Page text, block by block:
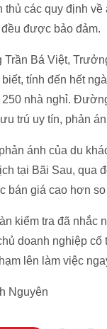
thủ các quy định
đều được bảo đảm.
Trần Bá Việt,
biết, tính đến hết
250 nhà nghỉ.
trú uy tín, phản
ánh của du
tại Bãi Sau, qua
bán giá cao hơn
kiểm tra đã nhắc
doanh nghiệp
lên làm việc
Nguyên